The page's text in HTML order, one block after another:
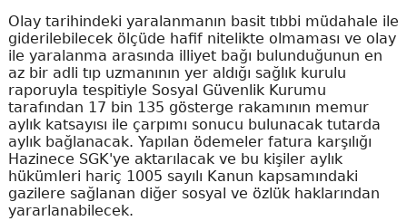
Olay tarihindeki yaralanmanın basit tıbbi müdahale ile
giderilebilecek ölçüde hafif nitelikte olmaması ve olay
ile yaralanma arasında illiyet bağı bulunduğunun en
az bir adli tıp uzmanının yer aldığı sağlık kurulu
raporuyla tespitiyle Sosyal Güvenlik Kurumu
tarafından 17 bin 135 gösterge rakamının memur
aylık katsayısı ile çarpımı sonucu bulunacak tutarda
aylık bağlanacak. Yapılan ödemeler fatura karşılığı
Hazinece SGK'ye aktarılacak ve bu kişiler aylık
hükümleri hariç 1005 sayılı Kanun kapsamındaki
gazilere sağlanan diğer sosyal ve özlük haklarından
yararlanabilecek.